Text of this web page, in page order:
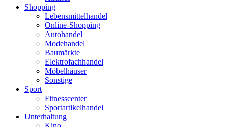
Shopping
Lebensmittelhandel
Online-Shopping
Autohandel
Modehandel
Baumärkte
Elektrofachhandel
Möbelhäuser
Sonstige
Sport
Fitnesscenter
Sportartikelhandel
Unterhaltung